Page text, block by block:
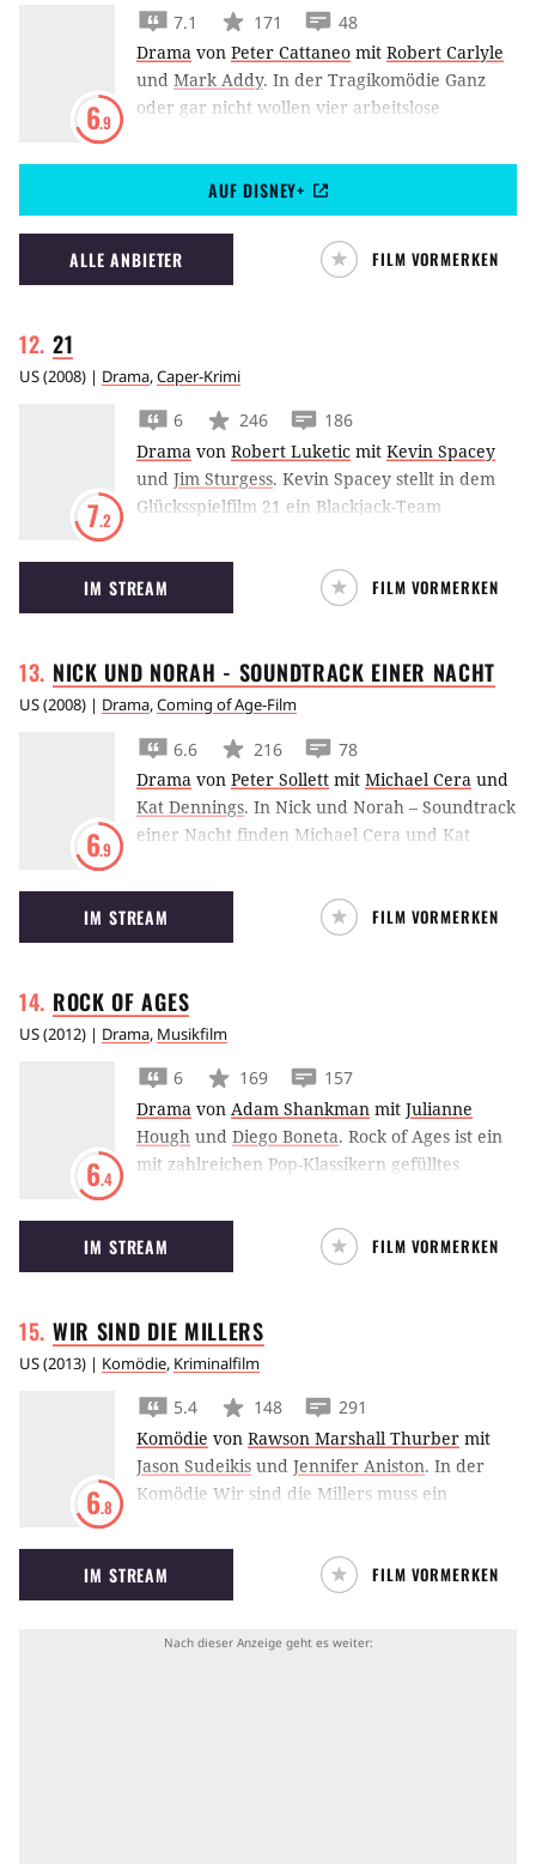
6.9
7.1 171
48
Drama von Peter Cattaneo mit Robert Carlyle
und Mark Addy. In der Tragikomödie Ganz
oder gar nicht wollen vier arbeitslose
machen.
AUF DISNEY+
ALLE ANBIETER FILM VORMERKEN
21
US(2008) | Drama,Caper-Krimi
7.2
6 246
186
Drama von Robert Luketic mit Kevin Spacey
und Jim Sturgess. Kevin Spacey stellt in dem
Glücksspielfilm 21 ein Blackjack-Team
entwickelt und will kräftig absahnen.
IM STREAM FILM VORMERKEN
NICK UND NORAH - SOUNDTRACK EINER NACHT
US(2008) | Drama,Coming of Age-Film
6.9
6.6 216
78
Drama von Peter Sollett mit Michael Cera und
Kat Dennings. In Nick und Norah – Soundtrack
einer Nacht finden Michael Cera und Kat
Musikgeschmack zusammen.
IM STREAM FILM VORMERKEN
ROCK OFAGES
US(2012) | Drama, Musikfilm
6.4
6 169
157
Drama von Adam Shankman mit Julianne
Hough und Diego Boneta. Rock of Ages ist ein
mit zahlreichen Pop-Klassikern gefülltes
1980er und ihren Superstar Tom Cruise aka
Stacee Jaxx.
IM STREAM FILM VORMERKEN
WIR SIND DIE MILLERS
US(2013) | Komödie, Kriminalfilm
6.8
5.4 148
291
Komödie von Rawson Marshall Thurber mit
Jason Sudeikis und Jennifer Aniston. In der
Komödie Wir sind die Millers muss ein
und sich dafür kurzerhand eine falsche
Familie beschaffen.
IM STREAM FILM VORMERKEN